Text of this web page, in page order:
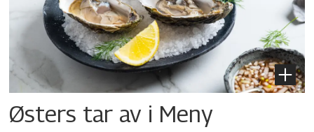
Østers tar av i Meny